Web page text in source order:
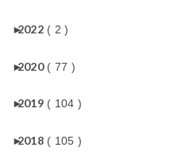
►
2022 ( 2 )
►
2020 ( 77 )
►
2019 ( 104 )
►
2018 ( 105 )